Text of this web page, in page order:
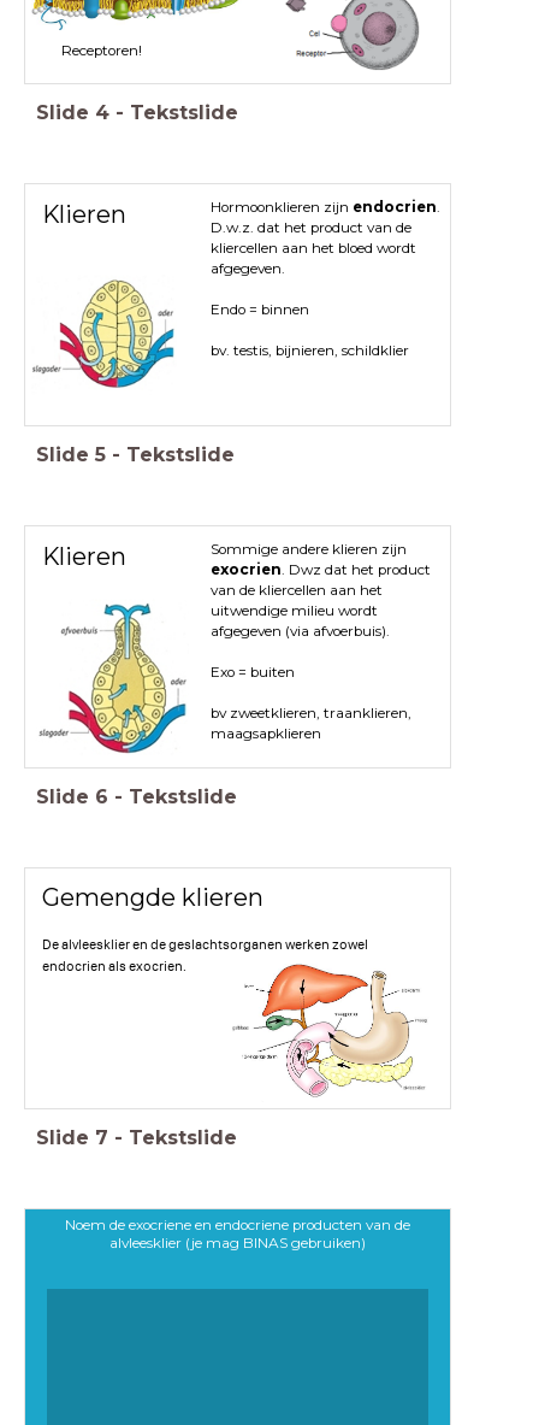
Receptoren!
Slide 4 - Tekstslide
Klieren Hormoonklieren zijn endocrien.
D.w.z. dat het product van de
kliercellen aan het bloed wordt
afgegeven.
Endo = binnen
bv. testis, bijnieren, schildklier
Slide 5 - Tekstslide
Klieren
Sommige andere klieren zijn
exocrien . Dwz dat het product
van de kliercellen aan het
uitwendige milieu wordt
afgegeven (via afvoerbuis).
Exo = buiten
bv zweetklieren, traanklieren,
maagsapklieren
Slide 6 - Tekstslide
Gemengde klieren
De alvleesklier en de geslachtsorganen werken zowel
endocrien als exocrien.
Slide 7 - Tekstslide
Noem de exocriene en endocriene producten van de
alvleesklier (je mag BINAS gebruiken)